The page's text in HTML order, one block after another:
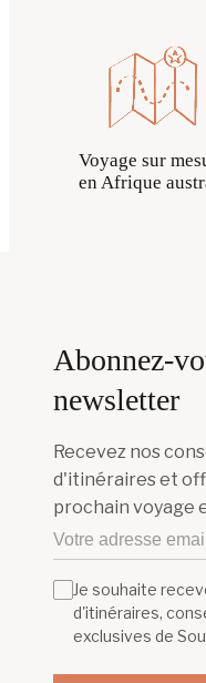
Voyage sur
en Afrique
Abonnez-
newsletter
Recevez nos
d'itinéraires et
prochain voyage
Je souhaite
d'itinéraires,
exclusives de